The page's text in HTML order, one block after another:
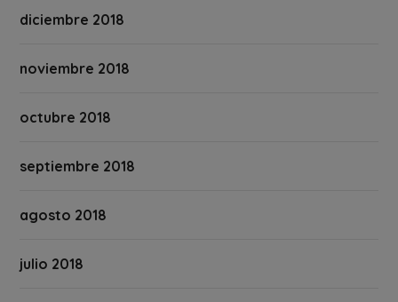
diciembre 2018
noviembre 2018
octubre 2018
septiembre 2018
agosto 2018
julio 2018